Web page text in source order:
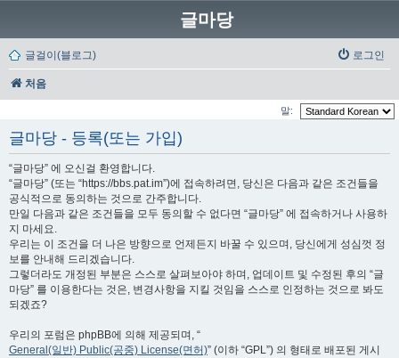
글마당
글걸이(블로그) 로그인
처음
말:
글마당 - 등록(또는 가입)
“글마당” 에 오신걸 환영합니다.
“글마당” (또는 “https://bbs.pat.im”)에 접속하려면, 당신은 다음과 같은 조건들을
공식적으로 동의하는 것으로 간주합니다.
만일 다음과 같은 조건들을 모두 동의할 수 없다면 “글마당” 에 접속하거나 사용하
지 마세요.
우리는 이 조건을 더 나은 방향으로 언제든지 바꿀 수 있으며, 당신에게 성심껏 정
보를 안내해 드리겠습니다.
그렇더라도 개정된 부분은 스스로 살펴보아야 하며, 업데이트 및 수정된 후의 “글
마당” 를 이용한다는 것은, 변경사항을 지킬 것임을 스스로 인정하는 것으로 봐도
되겠죠?
우리의 포럼은 phpBB에 의해 제공되며, “
General(일반) Public(공중) License(면허)” (이하 “GPL”) 의 형태로 배포된 게시